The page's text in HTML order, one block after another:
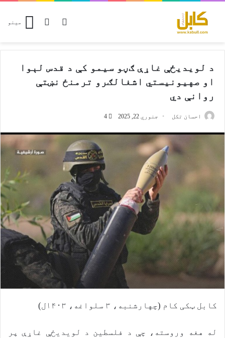
مینو Switch skin
د لویدیځې غاړې ګڼو سیمو کې د قدس لېوا
او صهیونیستي اشغالګرو ترمنځ نښتې
روانې دي
احسان تکل جنوري 22, 2025 4
کابل ټکی کام (چهارشنبه، ۳ سلواغه، ۱۴۰۳ل)
له هغه وروسته، چې د فلسطین د لویدیځې غاړې پر